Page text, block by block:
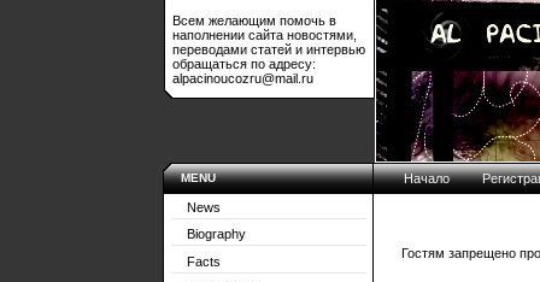
Всем желающим помочь в
наполнении сайта новостями,
переводами статей и интервью
обращаться по адресу:
alpacinoucozru@mail.ru
MENU
News
Biography
Facts
Начало
Гостям запрещено